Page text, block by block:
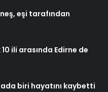
eşi tarafından
ili arasında Edirne de
biri hayatını kaybetti